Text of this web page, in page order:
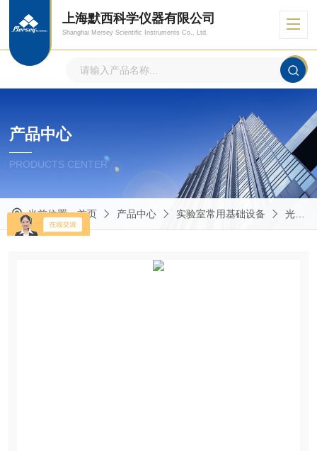
上海默西科学仪器有限公司
Shanghai Mersey Scientific Instruments Co., Ltd.
产品中心
PRODUCTS CENTER
当前位置：首页 产品中心 实验室常用基础设备 光度计